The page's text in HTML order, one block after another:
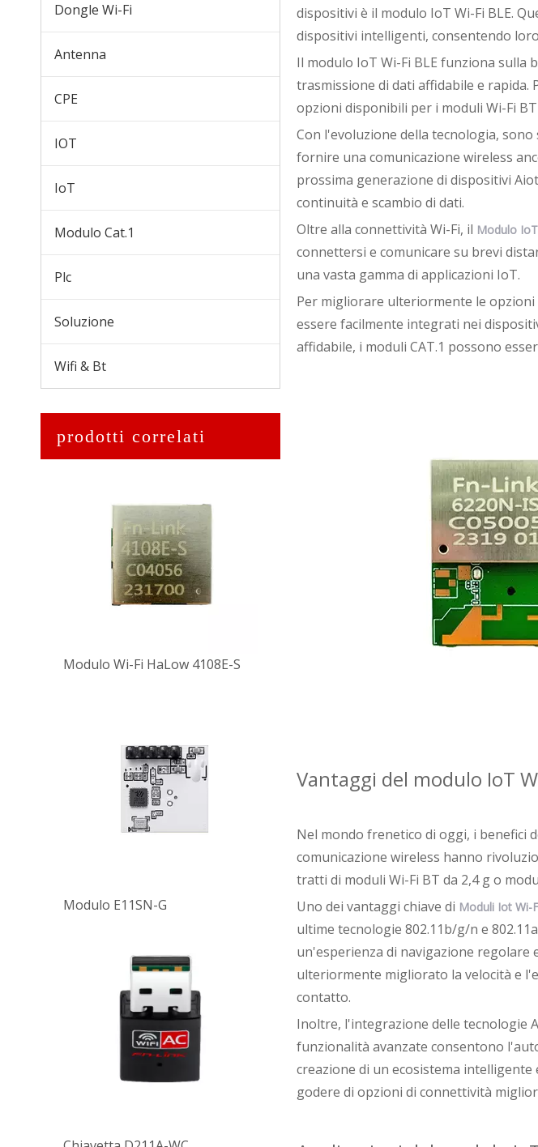
Dongle Wi-Fi
Antenna
CPE
IOT
IoT
Modulo Cat.1
Plc
Soluzione
Wifi & Bt
prodotti correlati
Chiavetta D211A-WC
Modulo Wi-Fi HaLow 4108E-S
Modulo E11SN-G
dispositivi è il modulo IoT Wi-Fi BLE.
dispositivi intelligenti, consentendo
Il modulo IoT Wi-Fi BLE funziona sulla
trasmissione di dati affidabile e rapida.
opzioni disponibili per i moduli Wi-Fi
Con l'evoluzione della tecnologia,
fornire una comunicazione wireless
prossima generazione di dispositivi
continuità e scambio di dati.
Oltre alla connettività Wi-Fi, il Modulo
connettersi e comunicare su brevi
una vasta gamma di applicazioni IoT.
Per migliorare ulteriormente le opzioni
essere facilmente integrati nei
affidabile, i moduli CAT.1 possono
Vantaggi del modulo IoT
Nel mondo frenetico di oggi, i benefici
comunicazione wireless hanno
tratti di moduli Wi-Fi BT da 2,4 g o
Uno dei vantaggi chiave di Moduli Iot Wi-
ultime tecnologie 802.11b/g/n e
un'esperienza di navigazione regolare
ulteriormente migliorato la velocità e
contatto.
Inoltre, l'integrazione delle tecnologie
funzionalità avanzate consentono
creazione di un ecosistema
godere di opzioni di connettività